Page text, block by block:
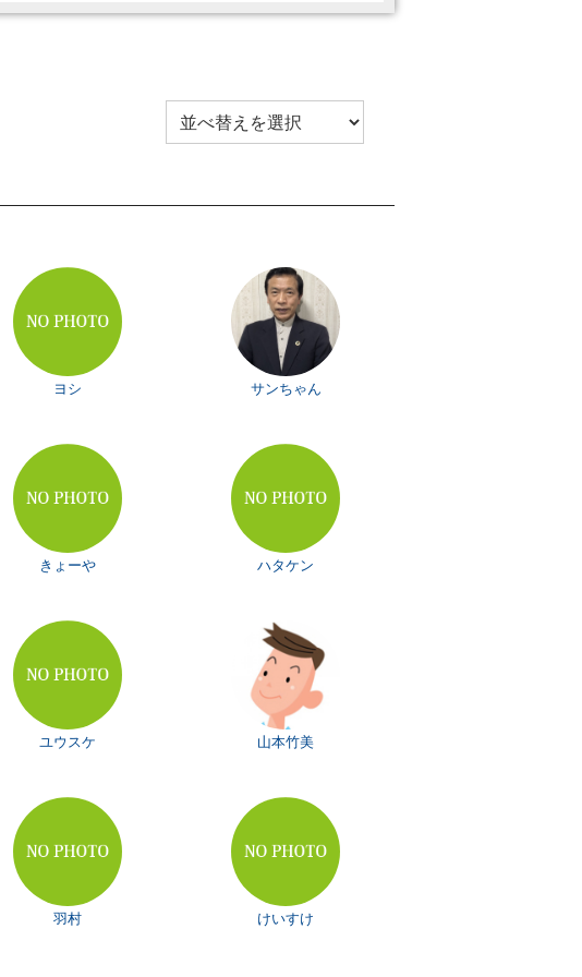
ヨシ サンちゃん
きょーや ハタケン
ユウスケ 山本竹美
羽村 けいすけ